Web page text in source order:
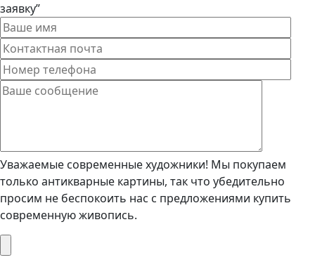
заявку”
Уважаемые современные художники! Мы покупаем
только антикварные картины, так что убедительно
просим не беспокоить нас с предложениями купить
современную живопись.